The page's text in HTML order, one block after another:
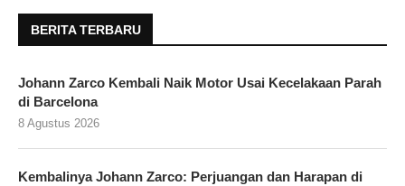
BERITA TERBARU
Johann Zarco Kembali Naik Motor Usai Kecelakaan Parah
di Barcelona
8 Agustus 2026
Kembalinya Johann Zarco: Perjuangan dan Harapan di